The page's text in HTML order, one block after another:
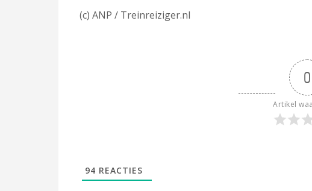
(c) ANP / Treinreiziger.nl
0
Artikel
94 REACTIES